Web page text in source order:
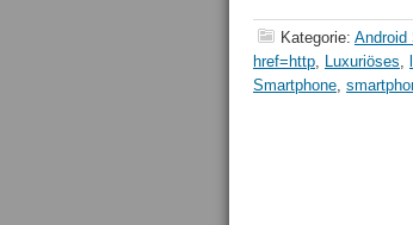
Kategorie: Android
href=http, Luxuriöses,
Smartphone,